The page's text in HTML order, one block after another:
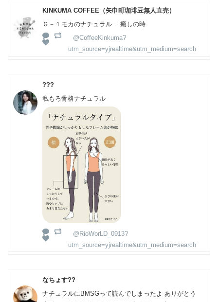
KINKUMA COFFEE（矢巾町珈琲豆無人直売）
Ｇ－１モカのナチュラル… 癒しの時
@CoffeeKinkuma?
utm_source=yjrealtime&utm_medium=search
???
私もろ骨格ナチュラル
@RioWorLD_0913?
utm_source=yjrealtime&utm_medium=search
なちょす??
ナチュラルにBMSGって読んでしまったよ ありがとう